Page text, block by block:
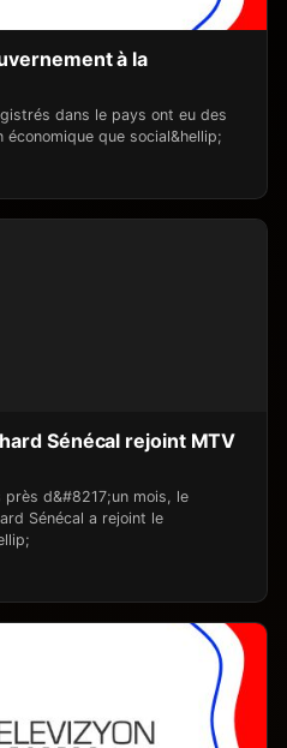
à la
dans le pays ont eu des
que social&hellip;
Sénécal rejoint MTV
près d&#8217;un mois, le
Sénécal a rejoint le